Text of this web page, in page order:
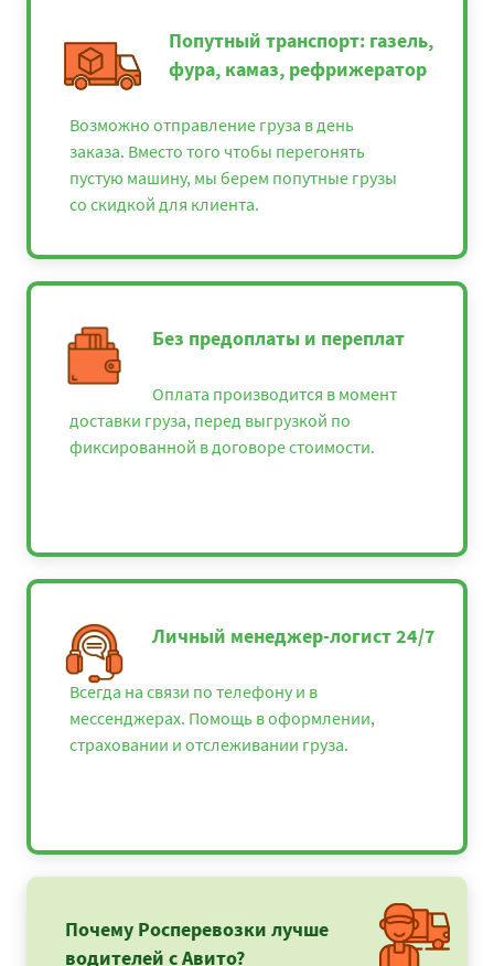
Попутный транспорт: газель,
фура, камаз, рефрижератор
Возможно отправление груза в день
заказа. Вместо того чтобы перегонять
пустую машину, мы берем попутные грузы
со скидкой для клиента.
Без предоплаты и переплат
Оплата производится в момент
доставки груза, перед выгрузкой по
фиксированной в договоре стоимости.
Личный менеджер-логист 24/7
Всегда на связи по телефону и в
мессенджерах. Помощь в оформлении,
страховании и отслеживании груза.
Почему Росперевозки лучше
водителей с Авито?